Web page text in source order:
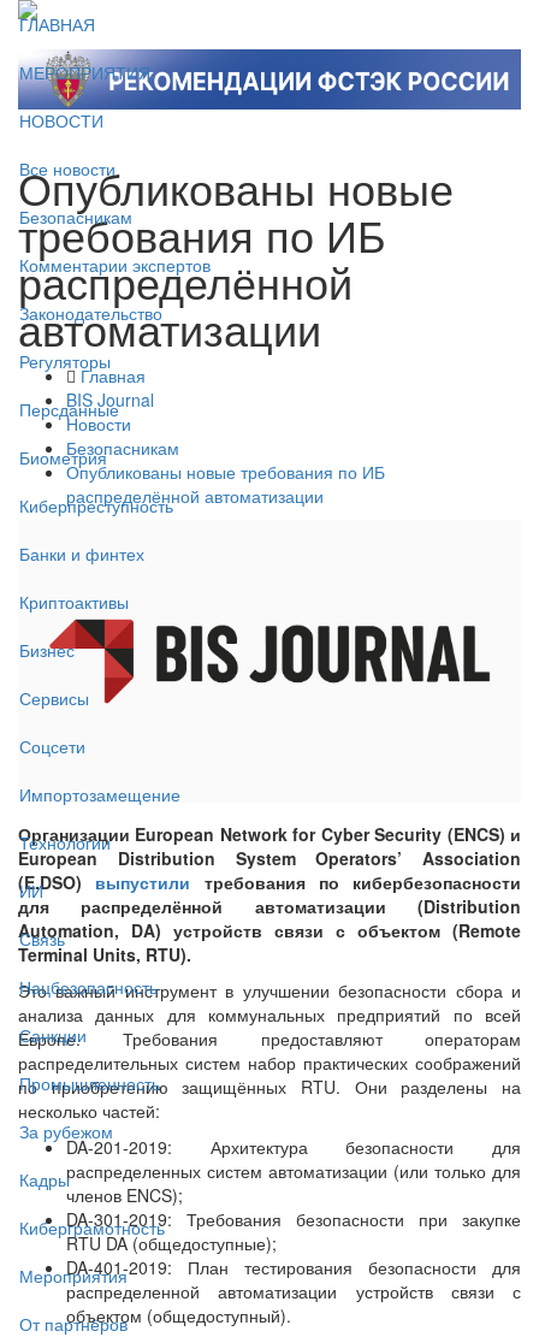
ГЛАВНАЯ
МЕРОПРИЯТИЯ
НОВОСТИ
Все новости
Безопасникам
Комментарии экспертов
Законодательство
Регуляторы
Персданные
Биометрия
Киберпреступность
Банки и финтех
Криптоактивы
Бизнес
Сервисы
Соцсети
Импортозамещение
Технологии
ИИ
Связь
Нацбезопасность
Санкции
Промышленность
За рубежом
Кадры
Киберграмотность
Мероприятия
От партнёров
Опубликованы новые
требования по ИБ
распределённой
автоматизации
Главная
BIS Journal
Новости
Безопасникам
Опубликованы новые требования по ИБ
распределённой автоматизации
Организации European Network for Cyber Security (ENCS) и
European Distribution System Operators’ Association
(E.DSO) выпустили требования по кибербезопасности
для распределённой автоматизации (Distribution
Automation, DA) устройств связи с объектом (Remote
Terminal Units, RTU).
Это важный инструмент в улучшении безопасности сбора и
анализа данных для коммунальных предприятий по всей
Европе. Требования предоставляют операторам
распределительных систем набор практических соображений
по приобретению защищённых RTU. Они разделены на
несколько частей:
DA-201-2019: Архитектура безопасности для
распределенных систем автоматизации (или только для
членов ENCS);
DA-301-2019: Требования безопасности при закупке
RTU DA (общедоступные);
DA-401-2019: План тестирования безопасности для
распределенной автоматизации устройств связи с
объектом (общедоступный).